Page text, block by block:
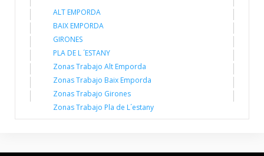
ALT EMPORDA
BAIX EMPORDA
GIRONES
PLA DE L ´ESTANY
Zonas Trabajo Alt Emporda
Zonas Trabajo Baix Emporda
Zonas Trabajo Girones
Zonas Trabajo Pla de L´estany